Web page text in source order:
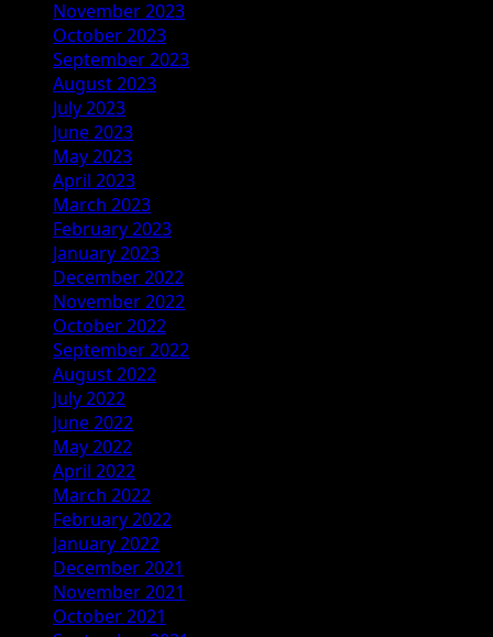
November 2023
October 2023
September 2023
August 2023
July 2023
June 2023
May 2023
April 2023
March 2023
February 2023
January 2023
December 2022
November 2022
October 2022
September 2022
August 2022
July 2022
June 2022
May 2022
April 2022
March 2022
February 2022
January 2022
December 2021
November 2021
October 2021